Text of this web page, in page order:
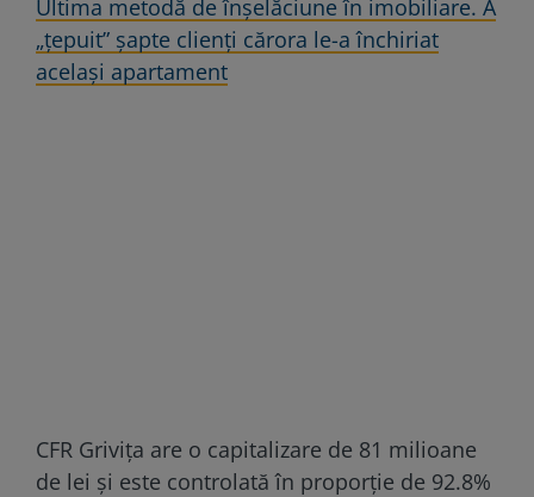
Ultima metodă de înşelăciune în imobiliare. A
„ţepuit” şapte clienţi cărora le-a închiriat
acelaşi apartament
CFR Grivița are o capitalizare de 81 milioane
de lei și este controlată în proporție de 92.8%